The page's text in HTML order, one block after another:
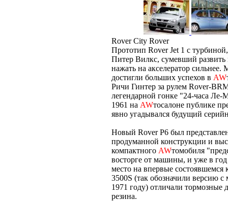
Rover City Rover
Прототип Rover Jet 1 с
Питер Вилкс, сумевший развить
нажать на акселератор
достигли больших успехов в AW
Ричи Гинтер за рулем Rover-
легендарной гонке "24-часа
1961 на AWтосалоне публике
явно угадывался будущий
Новый Rover P6 был
продуманной конструкции и
компактного AWтомобиля
восторге от машины, и уже в
место на впервые
3500S (так обозначили версию
1971 году) отличали тормозные
резина.